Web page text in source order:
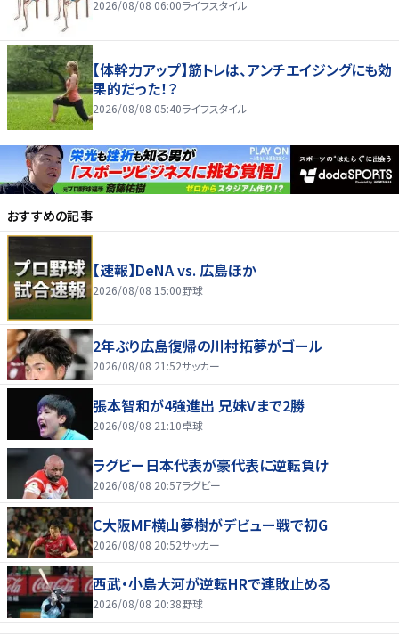
2026/08/08 06:00ライフスタイル
【体幹力アップ】筋トレは、アンチエイジングにも効
果的だった！？
2026/08/08 05:40ライフスタイル
おすすめの記事
【速報】DeNA vs. 広島ほか
2026/08/08 15:00野球
2年ぶり広島復帰の川村拓夢がゴール
2026/08/08 21:52サッカー
張本智和が4強進出 兄妹Vまで2勝
2026/08/08 21:10卓球
ラグビー日本代表が豪代表に逆転負け
2026/08/08 20:57ラグビー
C大阪MF横山夢樹がデビュー戦で初G
2026/08/08 20:52サッカー
西武・小島大河が逆転HRで連敗止める
2026/08/08 20:38野球